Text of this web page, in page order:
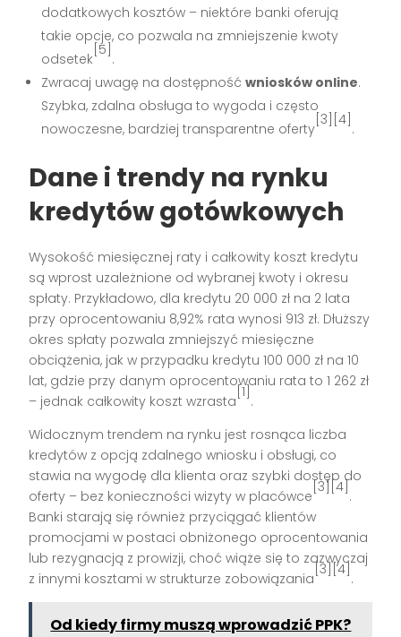
dodatkowych kosztów – niektóre banki oferują
takie opcje, co pozwala na zmniejszenie kwoty
odsetek
[5]
.
Zwracaj uwagę na dostępnośćwniosków online.
Szybka, zdalna obsługa to wygoda i często
nowoczesne, bardziej transparentne oferty
[3][4]
.
Dane i trendy na rynku
kredytów gotówkowych
Wysokość miesięcznej raty i całkowity koszt kredytu
są wprost uzależnione od wybranej kwoty i okresu
spłaty. Przykładowo, dla kredytu 20 000 zł na 2 lata
przy oprocentowaniu 8,92% rata wynosi 913 zł. Dłuższy
okres spłaty pozwala zmniejszyć miesięczne
obciążenia, jak w przypadku kredytu 100 000 zł na 10
lat, gdzie przy danym oprocentowaniu rata to 1 262 zł
– jednak całkowity koszt wzrasta
[1]
.
Widocznym trendem na rynku jest rosnąca liczba
kredytów z opcją zdalnego wniosku i obsługi, co
stawia na wygodę dla klienta oraz szybki dostęp do
oferty – bez konieczności wizyty w placówce
[3][4]
.
Banki starają się również przyciągać klientów
promocjami w postaci obniżonego oprocentowania
lub rezygnacją z prowizji, choć wiąże się to zazwyczaj
z innymi kosztami w strukturze zobowiązania
[3][4]
.
Od kiedy firmy muszą wprowadzić PPK?